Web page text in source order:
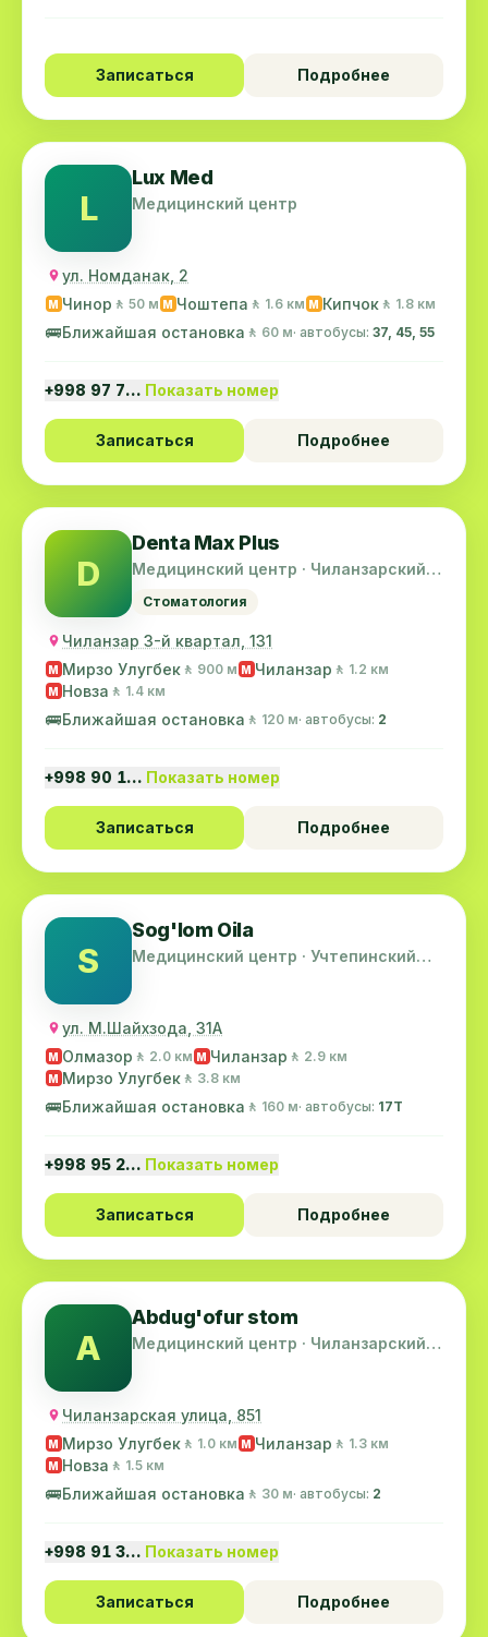
Записаться Подробнее
L
Lux Med
Медицинский центр
ул. Номданак, 2
M Чинор 🚶 50 м M Чоштепа 🚶 1.6 км M Кипчок 🚶 1.8 км
🚌Ближайшая остановка 🚶 60 м· автобусы: 37, 45, 55
+998 97 7… Показать номер
Записаться Подробнее
D
Denta Max Plus
Медицинский центр · Чиланзарский
Стоматология
Чиланзар 3-й квартал, 131
M Мирзо Улугбек 🚶 900 м M Чиланзар 🚶 1.2 км
M Новза 🚶 1.4 км
🚌Ближайшая остановка 🚶 120 м· автобусы: 2
+998 90 1… Показать номер
Записаться Подробнее
S
Sog'lom Oila
Медицинский центр · Учтепинский
ул. М.Шайхзода, 31А
M Олмазор 🚶 2.0 км M Чиланзар 🚶 2.9 км
M Мирзо Улугбек 🚶 3.8 км
🚌Ближайшая остановка 🚶 160 м· автобусы: 17T
+998 95 2… Показать номер
Записаться Подробнее
A
Abdug'ofur stom
Медицинский центр · Чиланзарский
Чиланзарская улица, 851
M Мирзо Улугбек 🚶 1.0 км M Чиланзар 🚶 1.3 км
M Новза 🚶 1.5 км
🚌Ближайшая остановка 🚶 30 м· автобусы: 2
+998 91 3… Показать номер
Записаться Подробнее